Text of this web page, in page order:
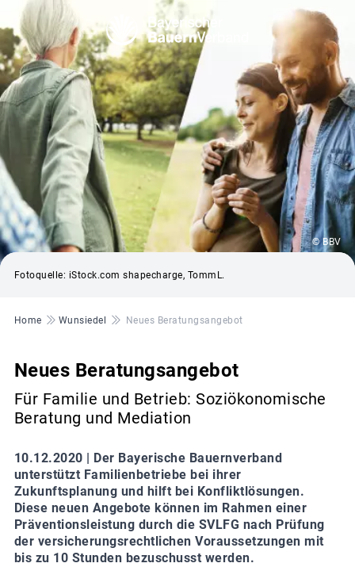
© BBV
Fotoquelle: iStock.com shapecharge, TommL.
Pfadnavigation
Home Wunsiedel Neues Beratungsangebot
Neues Beratungsangebot
Für Familie und Betrieb: Soziökonomische
Beratung und Mediation
10.12.2020 |
Der Bayerische Bauernverband
unterstützt Familienbetriebe bei ihrer
Zukunftsplanung und hilft bei Konfliktlösungen.
Diese neuen Angebote können im Rahmen einer
Präventionsleistung durch die SVLFG nach Prüfung
der versicherungsrechtlichen Voraussetzungen mit
bis zu 10 Stunden bezuschusst werden.